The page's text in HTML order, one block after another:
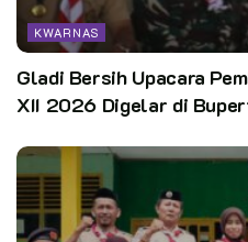
Kegiatan ini dibagi menjadi
terdiri dari 4-5 orang dan
mengawasi pemugaran rumah.
selesai, seluruh peserta East
mengikuti giat lomba Green
acara puncak. Seluruh
KWARNAS
Gladi Bersih Upacara
XII 2026 Digelar di